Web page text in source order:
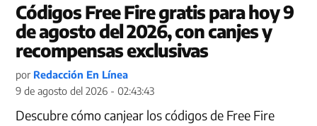
Códigos Free Fire gratis para hoy 9
de agosto del 2026, con canjes y
recompensas exclusivas
por Redacción En Línea
9 de agosto del 2026 - 02:43:43
Descubre cómo canjear los códigos de Free Fire